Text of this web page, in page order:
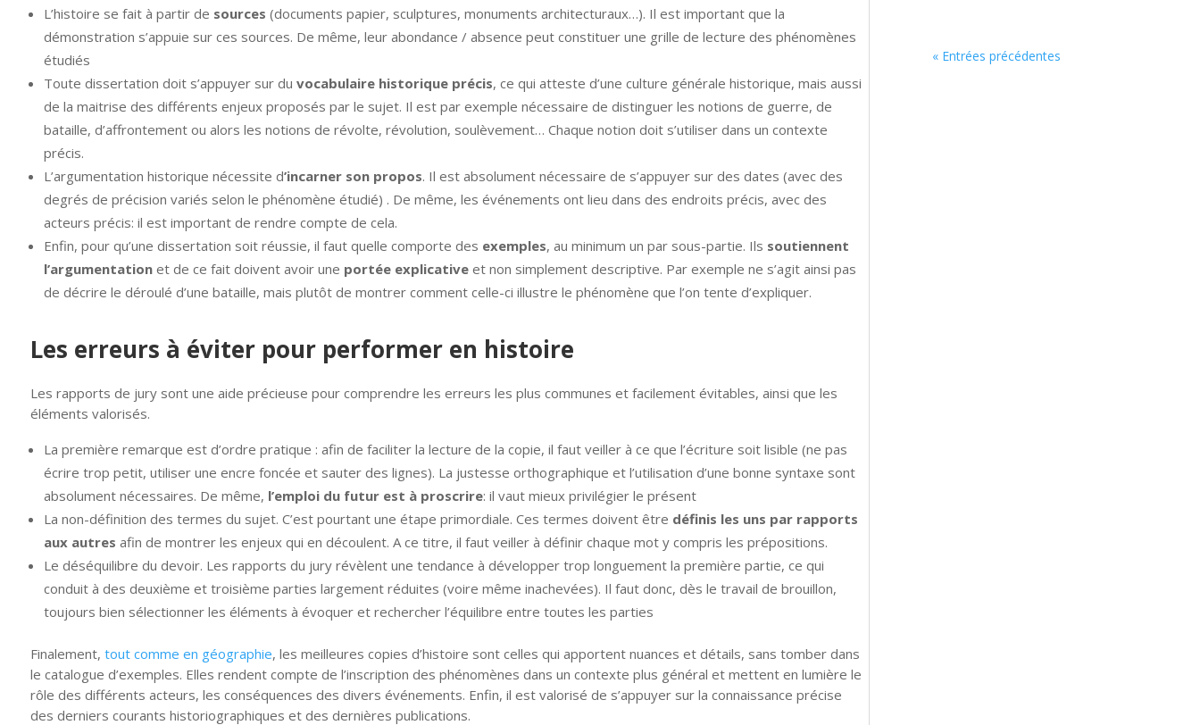
L’histoire se fait à partir de sources (documents papier, sculptures, monuments architecturaux…). Il est important que la
démonstration s’appuie sur ces sources. De même, leur abondance / absence peut constituer une grille de lecture des phénomènes
étudiés
Toute dissertation doit s’appuyer sur du vocabulaire historique précis, ce qui atteste d’une culture générale historique, mais aussi
de la maitrise des différents enjeux proposés par le sujet. Il est par exemple nécessaire de distinguer les notions de guerre, de
bataille, d’affrontement ou alors les notions de révolte, révolution, soulèvement… Chaque notion doit s’utiliser dans un contexte
précis.
L’argumentation historique nécessite d’incarner son propos. Il est absolument nécessaire de s’appuyer sur des dates (avec des
degrés de précision variés selon le phénomène étudié) . De même, les événements ont lieu dans des endroits précis, avec des
acteurs précis: il est important de rendre compte de cela.
Enfin, pour qu’une dissertation soit réussie, il faut quelle comporte des exemples, au minimum un par sous-partie. Ils soutiennent
l’argumentationet de ce fait doivent avoir une portée explicativeet non simplement descriptive. Par exemple ne s’agit ainsi pas
de décrire le déroulé d’une bataille, mais plutôt de montrer comment celle-ci illustre le phénomène que l’on tente d’expliquer.
Les erreurs à éviter pour performer en histoire
Les rapports de jury sont une aide précieuse pour comprendre les erreurs les plus communes et facilement évitables, ainsi que les
éléments valorisés.
La première remarque est d’ordre pratique : afin de faciliter la lecture de la copie, il faut veiller à ce que l’écriture soit lisible (ne pas
écrire trop petit, utiliser une encre foncée et sauter des lignes). La justesse orthographique et l’utilisation d’une bonne syntaxe sont
absolument nécessaires. De même, l’emploi du futur est à proscrire: il vaut mieux privilégier le présent
La non-définition des termes du sujet. C’est pourtant une étape primordiale. Ces termes doivent être définis les uns par rapports
aux autres afin de montrer les enjeux qui en découlent. A ce titre, il faut veiller à définir chaque mot y compris les prépositions.
Le déséquilibre du devoir. Les rapports du jury révèlent une tendance à développer trop longuement la première partie, ce qui
conduit à des deuxième et troisième parties largement réduites (voire même inachevées). Il faut donc, dès le travail de brouillon,
toujours bien sélectionner les éléments à évoquer et rechercher l’équilibre entre toutes les parties
Finalement, tout comme en géographie, les meilleures copies d’histoire sont celles qui apportent nuances et détails, sans tomber dans
le catalogue d’exemples. Elles rendent compte de l’inscription des phénomènes dans un contexte plus général et mettent en lumière le
rôle des différents acteurs, les conséquences des divers événements. Enfin, il est valorisé de s’appuyer sur la connaissance précise
des derniers courants historiographiques et des dernières publications.
« Entrées précédentes